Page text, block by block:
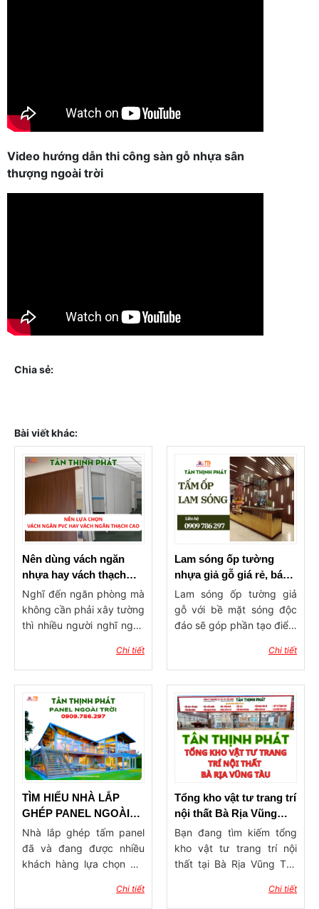
Video hướng dẫn thi công sàn gỗ nhựa sân
thượng ngoài trời
Chia sẻ:
Bài viết khác:
Nên dùng vách ngăn
nhựa hay vách thạch
cao ngăn phòng?
Nghĩ đến ngăn phòng mà
không cần phải xây tường
thì nhiều người nghĩ ngay
biến hiện nay đó là vách
ngăn nhựa và vách thạch
cao. Vậy nên dùng vách
ngăn nhựa hay vách
thạch cao ngăn phòng?
Hãy cùng vật tư Tân
Thịnh Phát tham khảo qua
bài viết dưới đây để tìm ra
giải pháp làm vách ngăn
phòng phù hợp nhẩt cho
ngôi nhà của mình nhé!
Chi tiết
Lam sóng ốp tường
nhựa giả gỗ giá rẻ, báo
giá lam ốp tường, trần
Lam sóng ốp tường giả
gỗ với bề mặt sóng độc
đáo sẽ góp phần tạo điểm
trình xây dựng. Sản phẩm
có tính ứng dụng rộng rãi,
được dùng trong trang trí
ốp tường, ốp trần với ưu
điểm độ bền cao, khả
năng chống chịu thời tiết
tốt, mang đến không gian
sống tinh tế, hiện đại và
đẳng cấp.
Chi tiết
TÌM HIỂU NHÀ LẮP
GHÉP PANEL NGOÀI
TRỜI
Nhà lắp ghép tấm panel
đã và đang được nhiều
khách hàng lựa chọn bởi
mà công trình này mang
Chi tiết
Tổng kho vật tư trang trí
nội thất Bà Rịa Vũng
Tàu – Uy tín, đa dạng,
giá tận gốc
Bạn đang tìm kiếm tổng
kho vật tư trang trí nội
thất tại Bà Rịa Vũng Tàu
sẵn đa dạng? Trong thời
Chi tiết